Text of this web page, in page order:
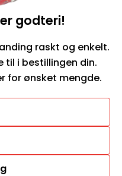
godteri!
raskt og enkelt.
til i bestillingen din.
for ønsket mengde.